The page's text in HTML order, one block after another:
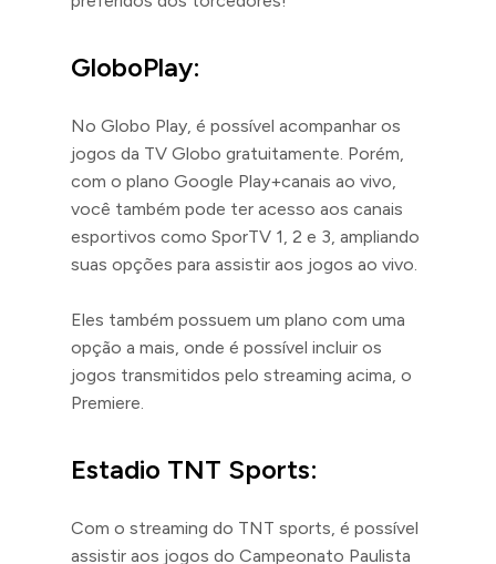
GloboPlay:
No Globo Play, é possível acompanhar os
jogos da TV Globo gratuitamente. Porém,
com o plano Google Play+canais ao vivo,
você também pode ter acesso aos canais
esportivos como SporTV 1, 2 e 3, ampliando
suas opções para assistir aos jogos ao vivo.
Eles também possuem um plano com uma
opção a mais, onde é possível incluir os
jogos transmitidos pelo streaming acima, o
Premiere.
Estadio TNT Sports:
Com o streaming do TNT sports, é possível
assistir aos jogos do Campeonato Paulista